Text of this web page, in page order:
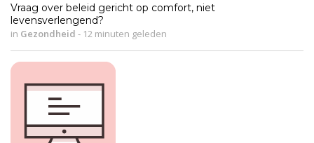
Vraag over beleid gericht op comfort, niet
levensverlengend?
in Gezondheid - 12 minuten geleden